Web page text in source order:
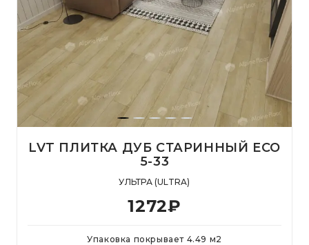
LVT ПЛИТКА ДУБ СТАРИННЫЙ ЕСО
5-33
УЛЬТРА (ULTRA)
1272₽
Упаковка покрывает 4.49 м2